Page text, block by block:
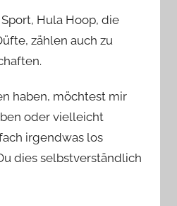
Hula Hoop, die
zählen auch zu
haben, möchtest mir
oder vielleicht
irgendwas los
dies selbstverständlich